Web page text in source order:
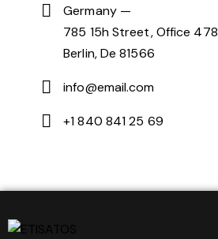
Germany —
785 15h Street, Office 478
Berlin, De 81566
info@email.com
+1 840 841 25 69